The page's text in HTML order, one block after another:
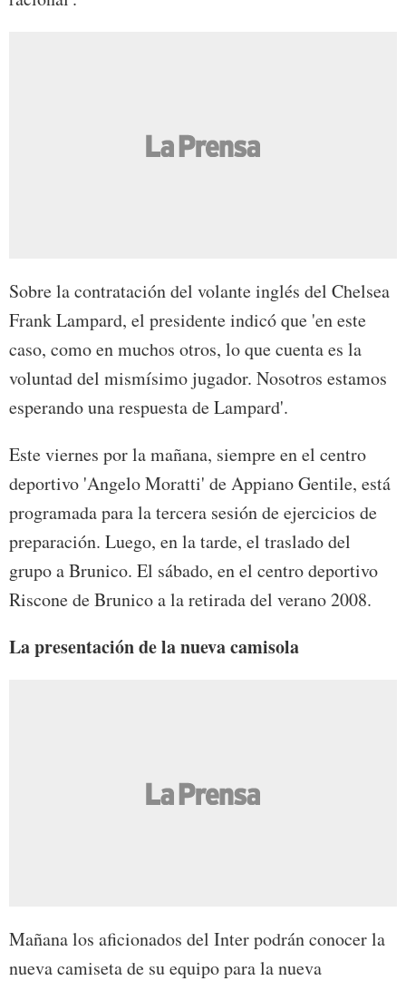
Sobre la contratación del volante inglés del Chelsea
Frank Lampard, el presidente indicó que 'en este
caso, como en muchos otros, lo que cuenta es la
voluntad del mismísimo jugador. Nosotros estamos
esperando una respuesta de Lampard'.
Este viernes por la mañana, siempre en el centro
deportivo 'Angelo Moratti' de Appiano Gentile, está
programada para la tercera sesión de ejercicios de
preparación. Luego, en la tarde, el traslado del
grupo a Brunico. El sábado, en el centro deportivo
Riscone de Brunico a la retirada del verano 2008.
La presentación de la nueva camisola
Mañana los aficionados del Inter podrán conocer la
nueva camiseta de su equipo para la nueva